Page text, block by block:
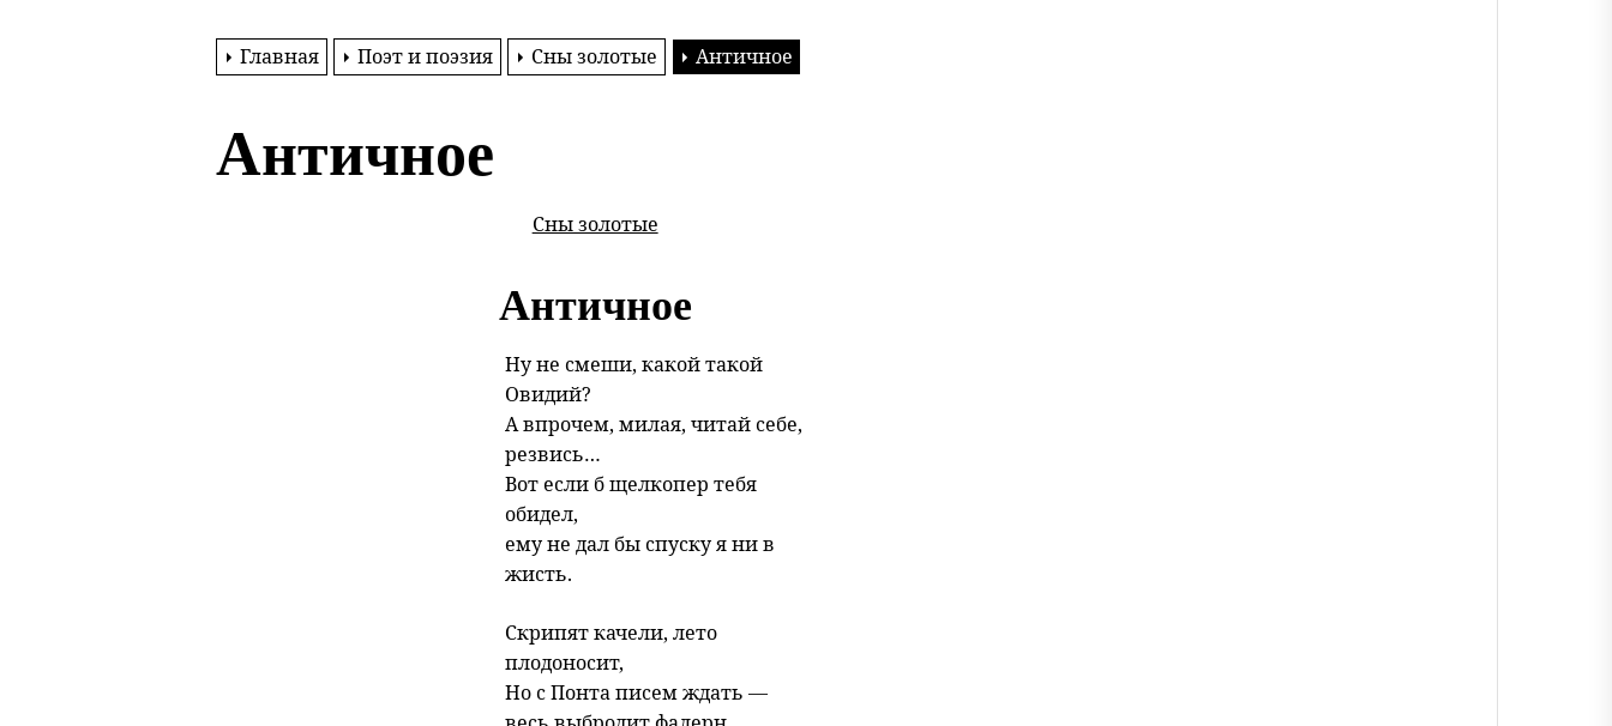
Главная Поэт и поэзия Сны золотые Античное
Античное
Сны золотые
Античное
Ну не смеши, какой такой
Овидий?
А впрочем, милая, читай себе,
резвись…
Вот если б щелкопер тебя
обидел,
ему не дал бы спуску я ни в
жисть.
Скрипят качели, лето
плодоносит,
Но с Понта писем ждать —